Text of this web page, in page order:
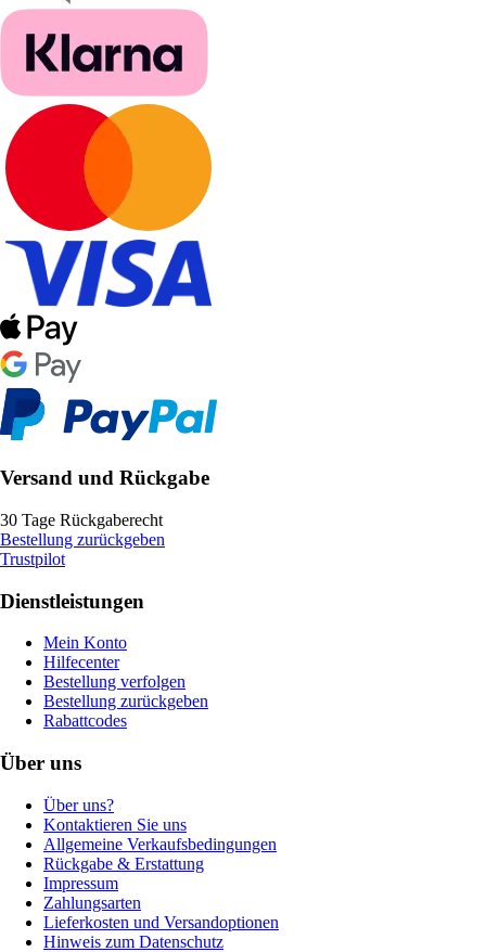
Versand und Rückgabe
30 Tage Rückgaberecht
Bestellung zurückgeben
Trustpilot
Dienstleistungen
Mein Konto
Hilfecenter
Bestellung verfolgen
Bestellung zurückgeben
Rabattcodes
Über uns
Über uns?
Kontaktieren Sie uns
Allgemeine Verkaufsbedingungen
Rückgabe & Erstattung
Impressum
Zahlungsarten
Lieferkosten und Versandoptionen
Hinweis zum Datenschutz